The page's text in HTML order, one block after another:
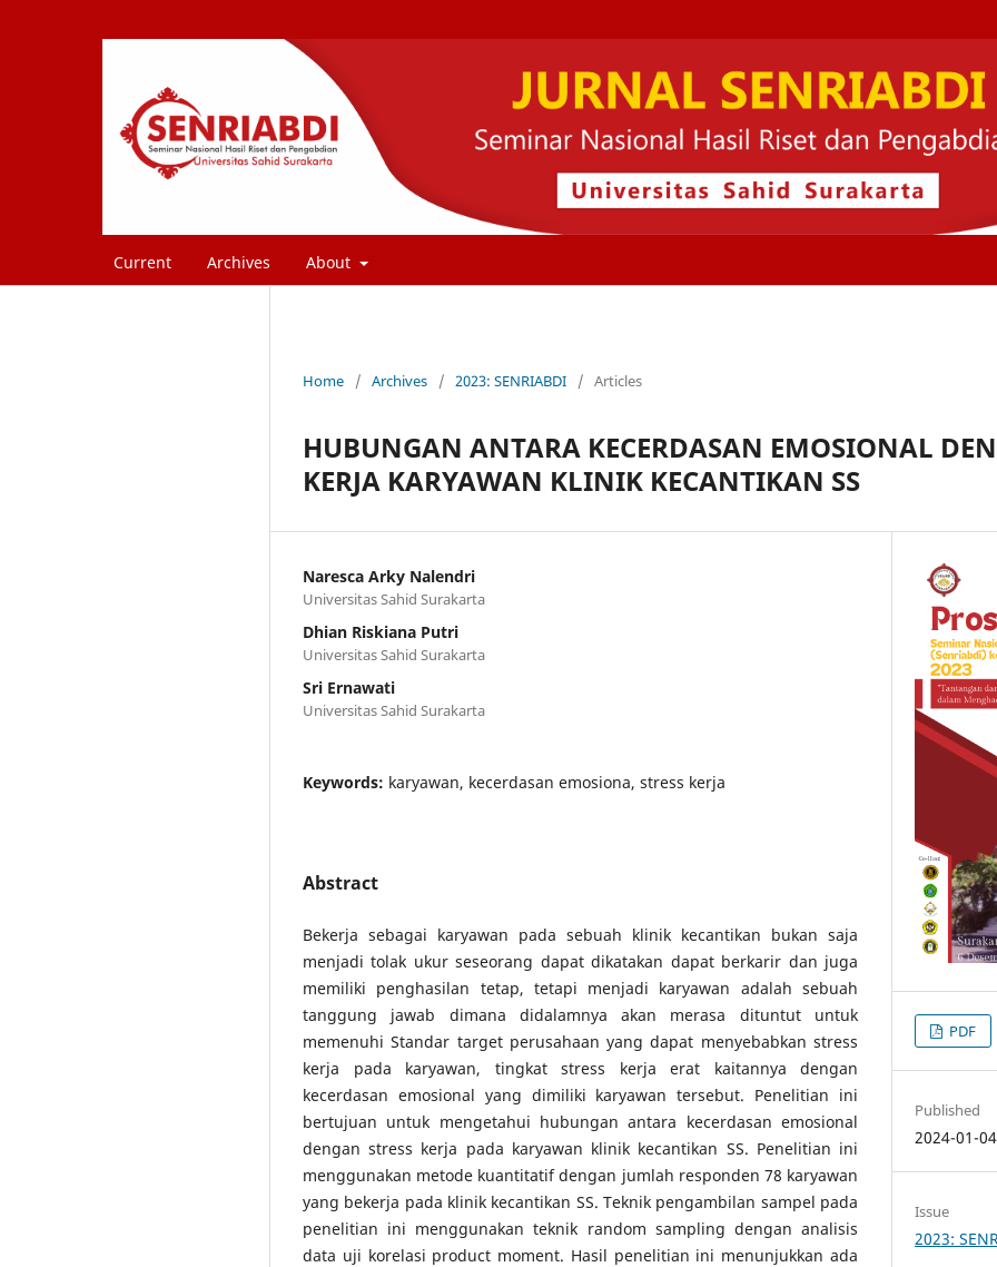
Current Archives About
Home / Archives / 2023: SENRIABDI / Articles
HUBUNGAN ANTARA KECERDASAN EMOSIONAL
KERJA KARYAWAN KLINIK KECANTIKAN SS
Naresca Arky Nalendri
Universitas Sahid Surakarta
Dhian Riskiana Putri
Universitas Sahid Surakarta
Sri Ernawati
Universitas Sahid Surakarta
Keywords: karyawan, kecerdasan emosiona, stress kerja
Abstract
Bekerja sebagai karyawan pada sebuah klinik kecantikan bukan saja
menjadi tolak ukur seseorang dapat dikatakan dapat berkarir dan juga
memiliki penghasilan tetap, tetapi menjadi karyawan adalah sebuah
tanggung jawab dimana didalamnya akan merasa dituntut untuk
memenuhi Standar target perusahaan yang dapat menyebabkan stress
kerja pada karyawan, tingkat stress kerja erat kaitannya dengan
kecerdasan emosional yang dimiliki karyawan tersebut. Penelitian ini
bertujuan untuk mengetahui hubungan antara kecerdasan emosional
dengan stress kerja pada karyawan klinik kecantikan SS. Penelitian ini
menggunakan metode kuantitatif dengan jumlah responden 78 karyawan
yang bekerja pada klinik kecantikan SS. Teknik pengambilan sampel pada
penelitian ini menggunakan teknik random sampling dengan analisis
data uji korelasi product moment. Hasil penelitian ini menunjukkan ada
PDF
Published
2024-01-04
Issue
2023: